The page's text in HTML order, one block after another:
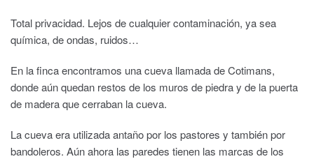
Total privacidad. Lejos de cualquier contaminación, ya sea
química, de ondas, ruidos…
En la finca encontramos una cueva llamada de Cotimans,
donde aún quedan restos de los muros de piedra y de la puerta
de madera que cerraban la cueva.
La cueva era utilizada antaño por los pastores y también por
bandoleros. Aún ahora las paredes tienen las marcas de los